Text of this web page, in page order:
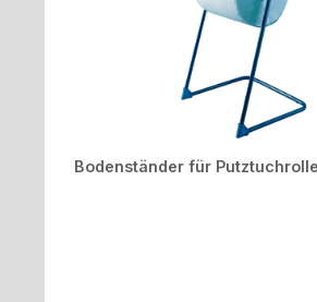
Bodenständer für